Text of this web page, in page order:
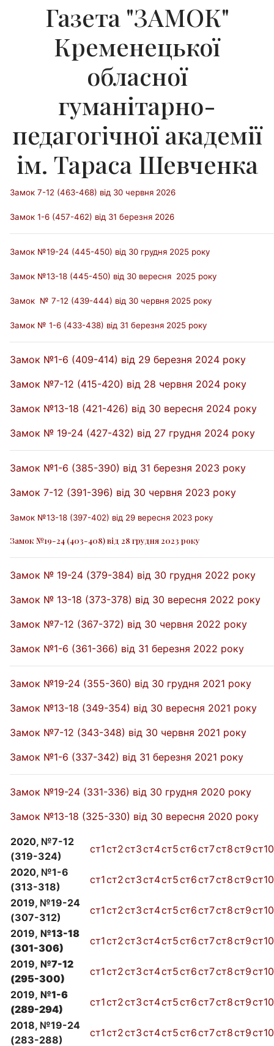
Газета "ЗАМОК"
Кременецької
обласної
гуманітарно-
педагогічної академії
ім. Тараса Шевченка
Замок 7-12 (463-468) від 30 червня 2026
Замок 1-6 (457-462) від 31 березня 2026
Замок №19-24 (445-450) від 30 грудня 2025 року
Замок №13-18 (445-450) від 30 вересня 2025 року
Замок № 7-12 (439-444) від 30 червня 2025 року
Замок № 1-6 (433-438) від 31 березня 2025 року
Замок №1-6 (409-414) від 29 березня 2024 року
Замок №7-12 (415-420) від 28 червня 2024 року
Замок №13-18 (421-426) від 30 вересня 2024 року
Замок № 19-24 (427-432) від 27 грудня 2024 року
Замок №1-6 (385-390) від 31 березня 2023 року
Замок 7-12 (391-396) від 30 червня 2023 року
Замок №13-18 (397-402) від 29 вересня 2023 року
Замок №19-24 (403-408) від 28 грудня 2023 року
Замок № 19-24 (379-384) від 30 грудня 2022 року
Замок № 13-18 (373-378) від 30 вересня 2022 року
Замок №7-12 (367-372) від 30 червня 2022 року
Замок №1-6 (361-366) від 31 березня 2022 року
Замок №19-24 (355-360) від 30 грудня 2021 року
Замок №13-18 (349-354) від 30 вересня 2021 року
Замок №7-12 (343-348) від 30 червня 2021 року
Замок №1-6 (337-342) від 31 березня 2021 року
Замок №19-24 (331-336) від 30 грудня 2020 року
Замок №13-18 (325-330) від 30 вересня 2020 року
2020, №7-12
(319-324)
ст1ст2ст3ст4ст5ст6ст7ст8ст9ст10
2020, №1-6
(313-318)
ст1ст2ст3ст4ст5ст6ст7ст8ст9ст10
2019, №19-24
(307-312)
ст1ст2ст3ст4ст5ст6ст7ст8ст9ст10
2019, №13-18
(301-306)
ст1ст2ст3ст4ст5ст6ст7ст8ст9ст10
2019, №7-12
(295-300)
ст1ст2ст3ст4ст5ст6ст7ст8ст9ст10
2019, №1-6
(289-294)
ст1ст2ст3ст4ст5ст6ст7ст8ст9ст10
2018, №19-24
(283-288)
ст1ст2ст3ст4ст5ст6ст7ст8ст9ст10